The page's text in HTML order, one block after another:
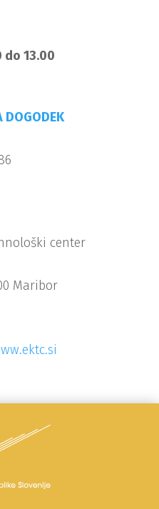
do 13.00
DOGODEK
center
Maribor